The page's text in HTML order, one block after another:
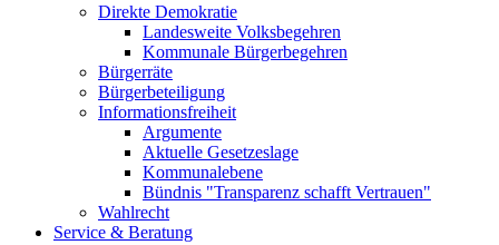
Direkte Demokratie
Landesweite Volksbegehren
Kommunale Bürgerbegehren
Bürgerräte
Bürgerbeteiligung
Informationsfreiheit
Argumente
Aktuelle Gesetzeslage
Kommunalebene
Bündnis "Transparenz schafft Vertrauen"
Wahlrecht
Service & Beratung